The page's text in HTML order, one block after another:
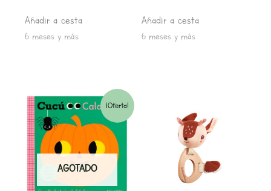
Añadir a cesta
6 meses y más
Añadir a cesta
6 meses y más
¡Oferta!
AGOTADO
El
precio
original
era:
El
precio
actual